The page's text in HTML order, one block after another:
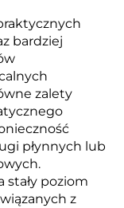
bardziej
zalety
płynnych lub
poziom
z